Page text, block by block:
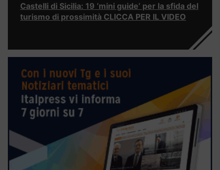
Castelli di Sicilia: 19 ‘mini guide’ per la sfida del
turismo di prossimità CLICCA PER IL VIDEO